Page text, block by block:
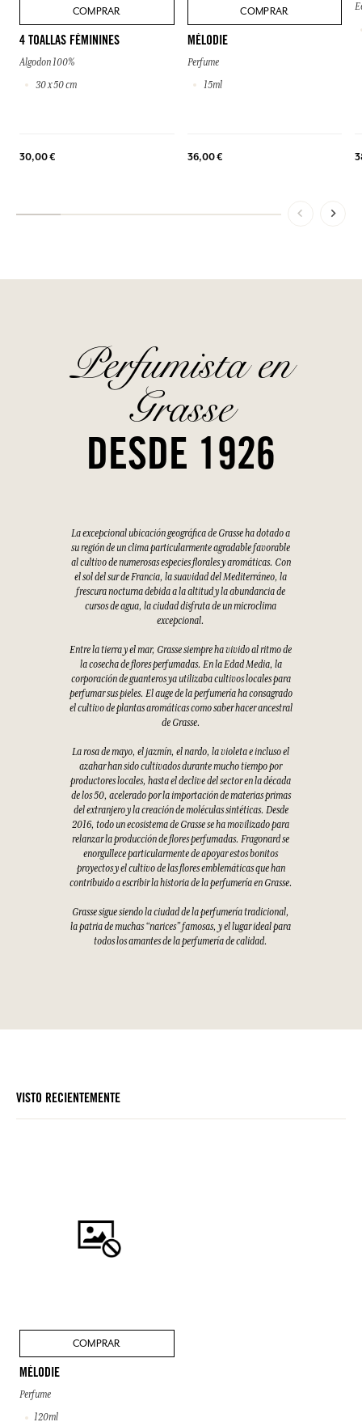
COMPRAR
4 TOALLAS FÉMININES
Algodon 100%
30 x 50 cm
30,00 €
COMPRAR
MÉLODIE
Perfume
15ml
36,00 €
Perfumista en
Grasse
DESDE 1926
La excepcional ubicación geográfica de Grasse ha dotado a
su región de un clima particularmente agradable favorable
al cultivo de numerosas especies florales y aromáticas. Con
el sol del sur de Francia, la suavidad del Mediterráneo, la
frescura nocturna debida a la altitud y la abundancia de
cursos de agua, la ciudad disfruta de un microclima
excepcional.
Entre la tierra y el mar, Grasse siempre ha vivido al ritmo de
la cosecha de flores perfumadas. En la Edad Media, la
corporación de guanteros ya utilizaba cultivos locales para
perfumar sus pieles. El auge de la perfumería ha consagrado
el cultivo de plantas aromáticas como saber hacer ancestral
de Grasse.
La rosa de mayo, el jazmín, el nardo, la violeta e incluso el
azahar han sido cultivados durante mucho tiempo por
productores locales, hasta el declive del sector en la década
de los 50, acelerado por la importación de materias primas
del extranjero y la creación de moléculas sintéticas. Desde
2016, todo un ecosistema de Grasse se ha movilizado para
relanzar la producción de flores perfumadas. Fragonard se
enorgullece particularmente de apoyar estos bonitos
proyectos y el cultivo de las flores emblemáticas que han
contribuido a escribir la historia de la perfumería en Grasse.
Grasse sigue siendo la ciudad de la perfumería tradicional,
la patria de muchas “narices” famosas, y el lugar ideal para
todos los amantes de la perfumería de calidad.
VISTO RECIENTEMENTE
COMPRAR
MÉLODIE
Perfume
120ml